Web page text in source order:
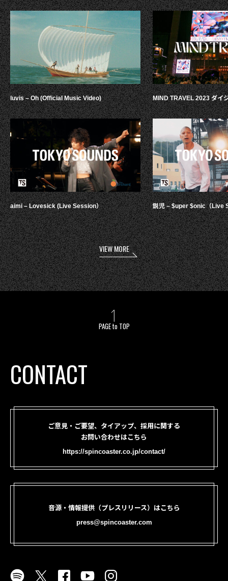
luvis – Oh (Official Music Video)
aimi – Lovesick (Live Session）
MIND TRAVEL 2023 ダイ
鋭児 – $uper $onic（Live
VIEW MORE
PAGE to TOP
CONTACT
ご意見・ご要望、タイアップ、採用に関する
お問い合わせはこちら
https://spincoaster.co.jp/contact/
音源・情報提供（プレスリリース）はこちら
press@spincoaster.com